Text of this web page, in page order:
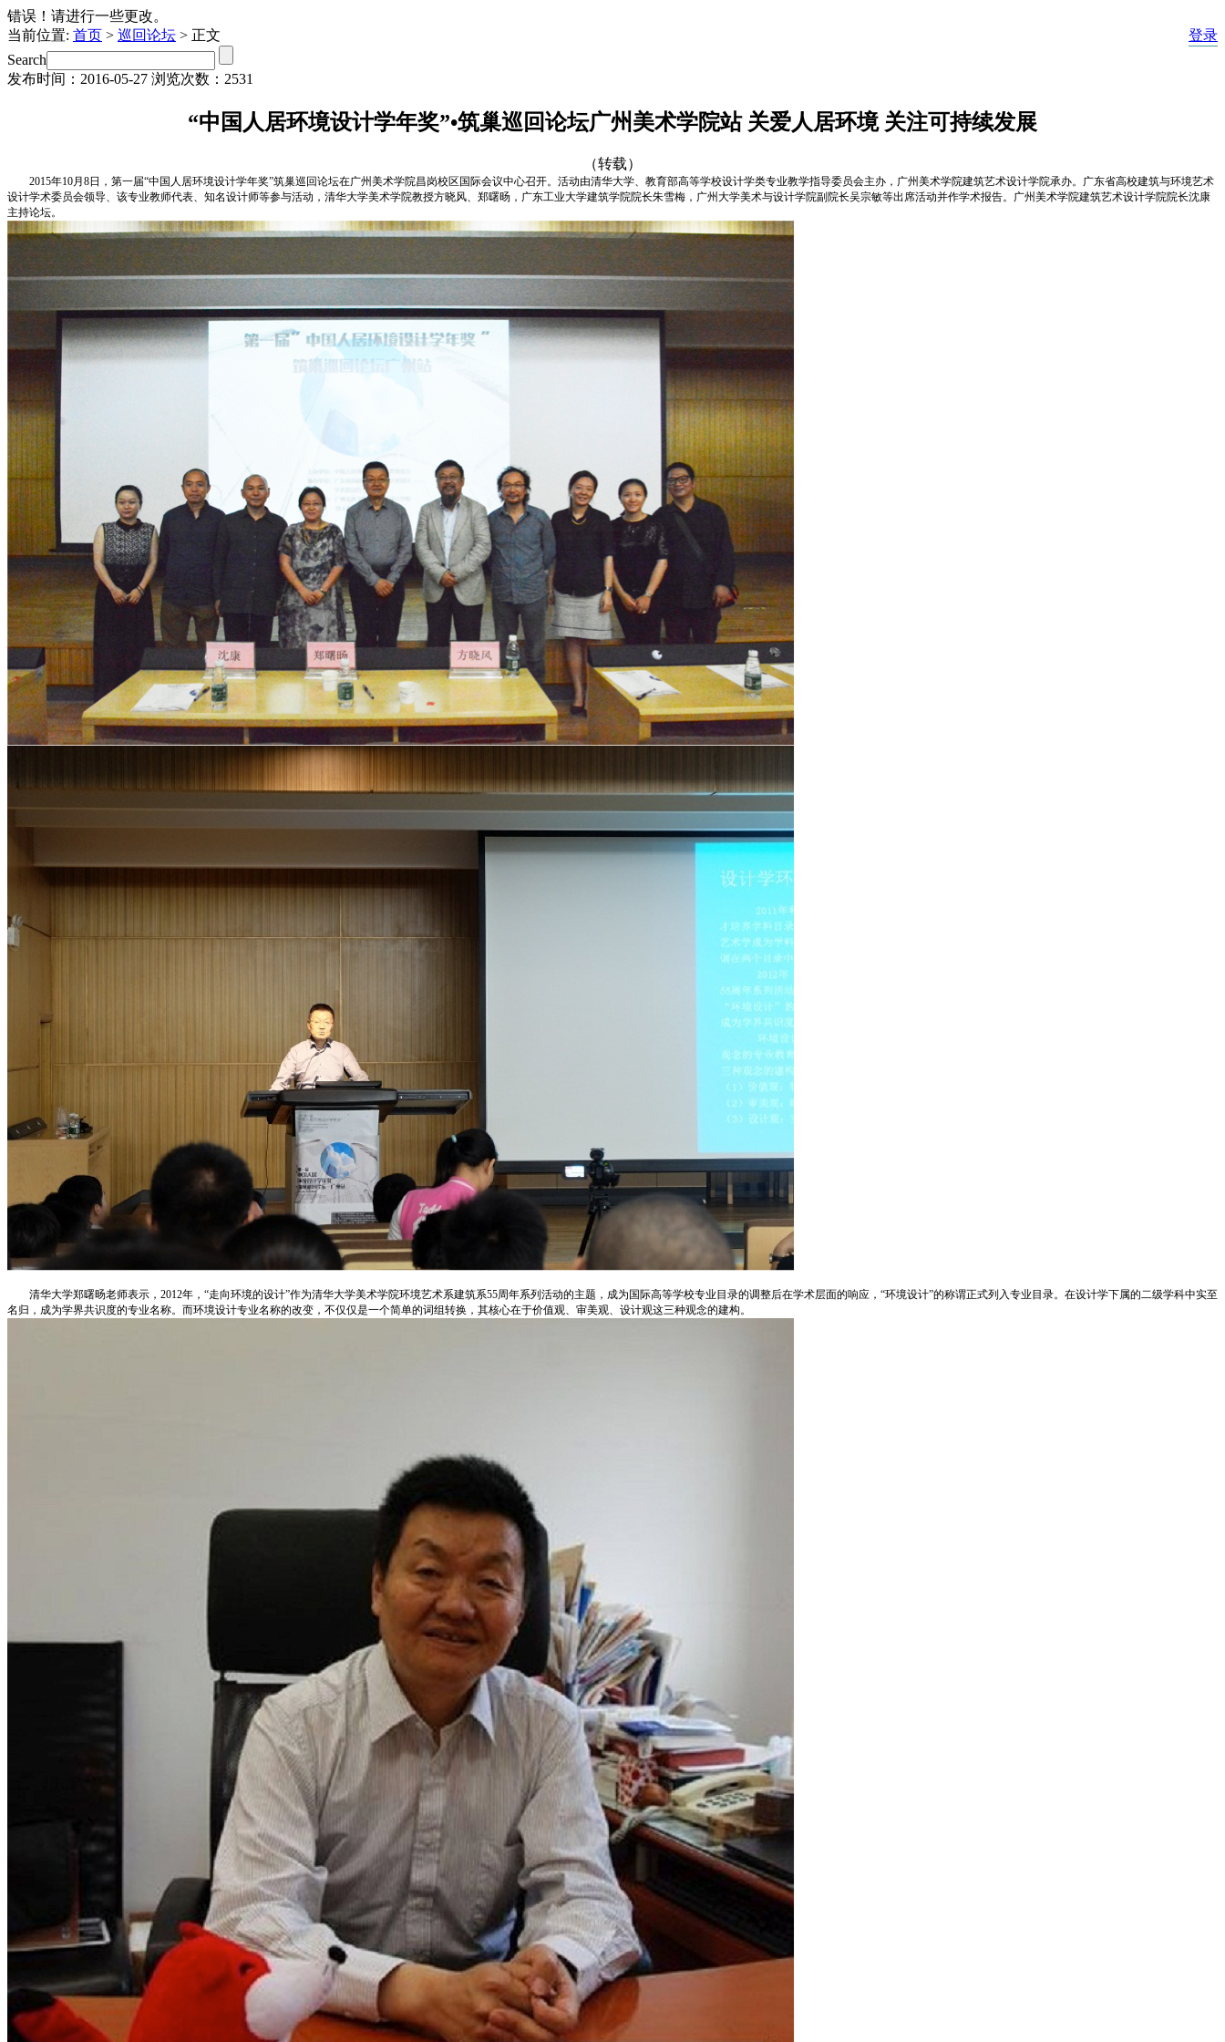
错误！请进行一些更改。
登录
当前位置: 首页 > 巡回论坛 > 正文
Search
发布时间：2016-05-27 浏览次数：2531
“中国人居环境设计学年奖”•筑巢巡回论坛广州美术学院站 关爱人居环境 关注可持续发展
（转载）
2015年10月8日，第一届“中国人居环境设计学年奖”筑巢巡回论坛在广州美术学院昌岗校区国际会议中心召开。活动由清华大学、教育部高等学校设计学类专业教学指导委员会主办，广州美术学院建筑艺术设计学院承办。广东省高校建筑与环境艺术
设计学术委员会领导、该专业教师代表、知名设计师等参与活动，清华大学美术学院教授方晓风、郑曙旸，广东工业大学建筑学院院长朱雪梅，广州大学美术与设计学院副院长吴宗敏等出席活动并作学术报告。广州美术学院建筑艺术设计学院院长沈康
主持论坛。
清华大学郑曙旸老师表示，2012年，“走向环境的设计”作为清华大学美术学院环境艺术系建筑系55周年系列活动的主题，成为国际高等学校专业目录的调整后在学术层面的响应，“环境设计”的称谓正式列入专业目录。在设计学下属的二级学科中实至
名归，成为学界共识度的专业名称。而环境设计专业名称的改变，不仅仅是一个简单的词组转换，其核心在于价值观、审美观、设计观这三种观念的建构。